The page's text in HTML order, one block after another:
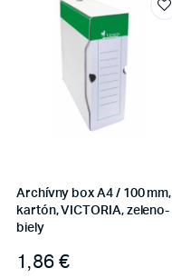
Archívny box A4 / 100 mm,
kartón, VICTORIA, zeleno-
biely
1,86€